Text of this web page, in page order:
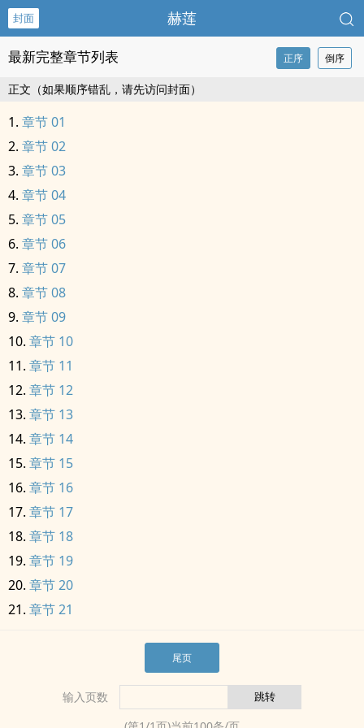
封面 赫莲
最新完整章节列表 正序 倒序
正文（如果顺序错乱，请先访问封面）
章节 01
章节 02
章节 03
章节 04
章节 05
章节 06
章节 07
章节 08
章节 09
章节 10
章节 11
章节 12
章节 13
章节 14
章节 15
章节 16
章节 17
章节 18
章节 19
章节 20
章节 21
尾页
输入页数